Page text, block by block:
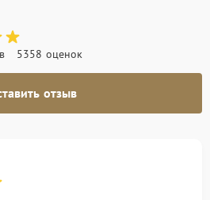
5358 оценок
отзыв